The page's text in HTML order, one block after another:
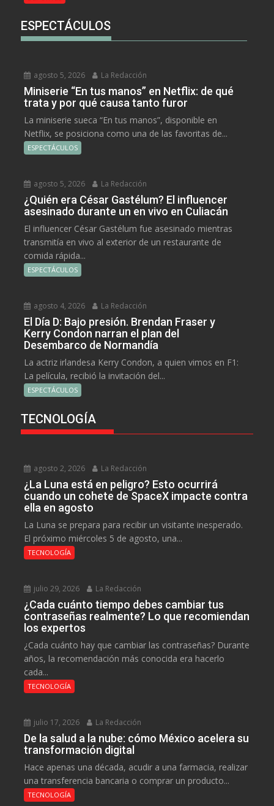
ESPECTÁCULOS
agosto 5, 2026 La Redacción
Miniserie “En tus manos” en Netflix: de qué
trata y por qué causa tanto furor
La miniserie sueca “En tus manos”, disponible en
Netflix, se posiciona como una de las favoritas de...
ESPECTÁCULOS
agosto 5, 2026 La Redacción
¿Quién era César Gastélum? El influencer
asesinado durante un en vivo en Culiacán
El influencer César Gastélum fue asesinado mientras
transmitía en vivo al exterior de un restaurante de
comida rápida...
ESPECTÁCULOS
agosto 4, 2026 La Redacción
El Día D: Bajo presión. Brendan Fraser y
Kerry Condon narran el plan del
Desembarco de Normandía
La actriz irlandesa Kerry Condon, a quien vimos en F1:
La película, recibió la invitación del...
ESPECTÁCULOS
TECNOLOGÍA
agosto 2, 2026 La Redacción
¿La Luna está en peligro? Esto ocurrirá
cuando un cohete de SpaceX impacte contra
ella en agosto
La Luna se prepara para recibir un visitante inesperado.
El próximo miércoles 5 de agosto, una...
TECNOLOGÍA
julio 29, 2026 La Redacción
¿Cada cuánto tiempo debes cambiar tus
contraseñas realmente? Lo que recomiendan
los expertos
¿Cada cuánto hay que cambiar las contraseñas? Durante
años, la recomendación más conocida era hacerlo
cada...
TECNOLOGÍA
julio 17, 2026 La Redacción
De la salud a la nube: cómo México acelera su
transformación digital
Hace apenas una década, acudir a una farmacia, realizar
una transferencia bancaria o comprar un producto...
TECNOLOGÍA